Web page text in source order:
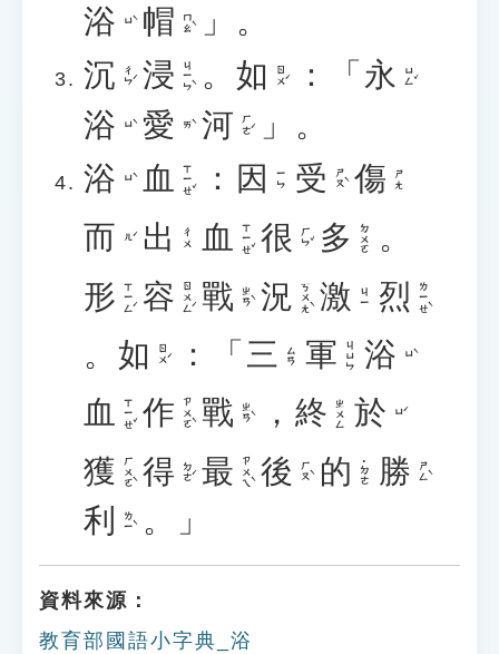
浴
ㄩˋ 帽 ㄇㄠˋ
」。
沉 ㄔㄣˊ 浸 ㄐㄧㄣˋ 。 如 ㄖㄨˊ ：「 永 ㄩㄥˇ
浴 ㄩˋ 愛 ㄞˋ 河 ㄏㄜˊ
」。
浴
ㄩˋ 血 ㄒㄧㄝˇ ： 因 ㄧㄣ 受 ㄕㄡˋ 傷 ㄕㄤ
而 ㄦˊ 出 ㄔㄨ 血 ㄒㄧㄝˇ 很 ㄏㄣˇ 多 ㄉㄨㄛ 。
形 ㄒㄧㄥˊ 容 ㄖㄨㄥˊ 戰 ㄓㄢˋ 況 ㄎㄨㄤˋ 激 ㄐㄧ 烈 ㄌㄧㄝˋ
。 如 ㄖㄨˊ ：「 三 ㄙㄢ 軍 ㄐㄩㄣ 浴 ㄩˋ
血 ㄒㄧㄝˇ 作 ㄗㄨㄛˋ 戰 ㄓㄢˋ ， 終 ㄓㄨㄥ 於 ㄩˊ
獲 ㄏㄨㄛˋ 得 ㄉㄜˊ 最 ㄗㄨㄟˋ 後 ㄏㄡˋ 的 ˙ㄉㄜ 勝 ㄕㄥˋ
利 ㄌㄧˋ 。」
資料來源：
教育部國語小字典_浴